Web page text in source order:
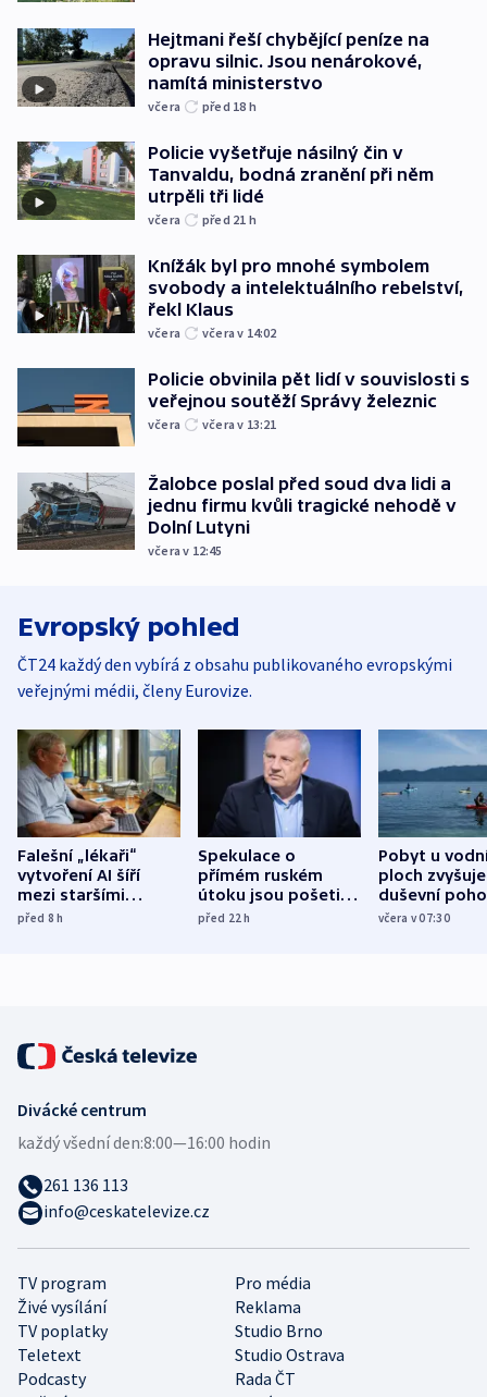
Hejtmani řeší chybějící peníze na
opravu silnic. Jsou nenárokové,
namítá ministerstvo
včera před 18 h
Policie vyšetřuje násilný čin v
Tanvaldu, bodná zranění při něm
utrpěli tři lidé
včera před 21 h
Knížák byl pro mnohé symbolem
svobody a intelektuálního rebelství,
řekl Klaus
včera včera v 14:02
Policie obvinila pět lidí v souvislosti s
veřejnou soutěží Správy železnic
včera včera v 13:21
Žalobce poslal před soud dva lidi a
jednu firmu kvůli tragické nehodě v
Dolní Lutyni
včera v 12:45
Evropský pohled
ČT24 každý den vybírá z obsahu publikovaného evropskými
veřejnými médii, členy Eurovize.
Falešní „lékaři“
vytvoření AI šíří
mezi staršími
Poláky nebezpečné
před 8h
Spekulace o
přímém ruském
útoku jsou pošetilé,
míní estonský
před 22h
Pobyt u
ploch zvyšuje
duševní
ukázala
včera v 07:30
TV program
Pro média
Živé vysílání
Reklama
TV poplatky
Studio Brno
Teletext
Studio Ostrava
Podcasty
Rada ČT
Divácké centrum
každý všední den:8:00—16:00 hodin
261 136 113
info@ceskatelevize.cz